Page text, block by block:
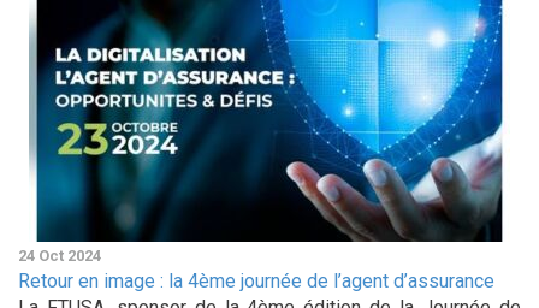
24 Oct 2024
Retour en image : la 4ème journée de l’agent d’assurance